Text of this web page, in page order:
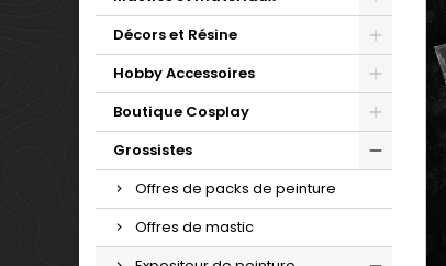
Décors et Résine
Hobby Accessoires
Boutique Cosplay
Grossistes
Offres de packs de peinture
Offres de mastic